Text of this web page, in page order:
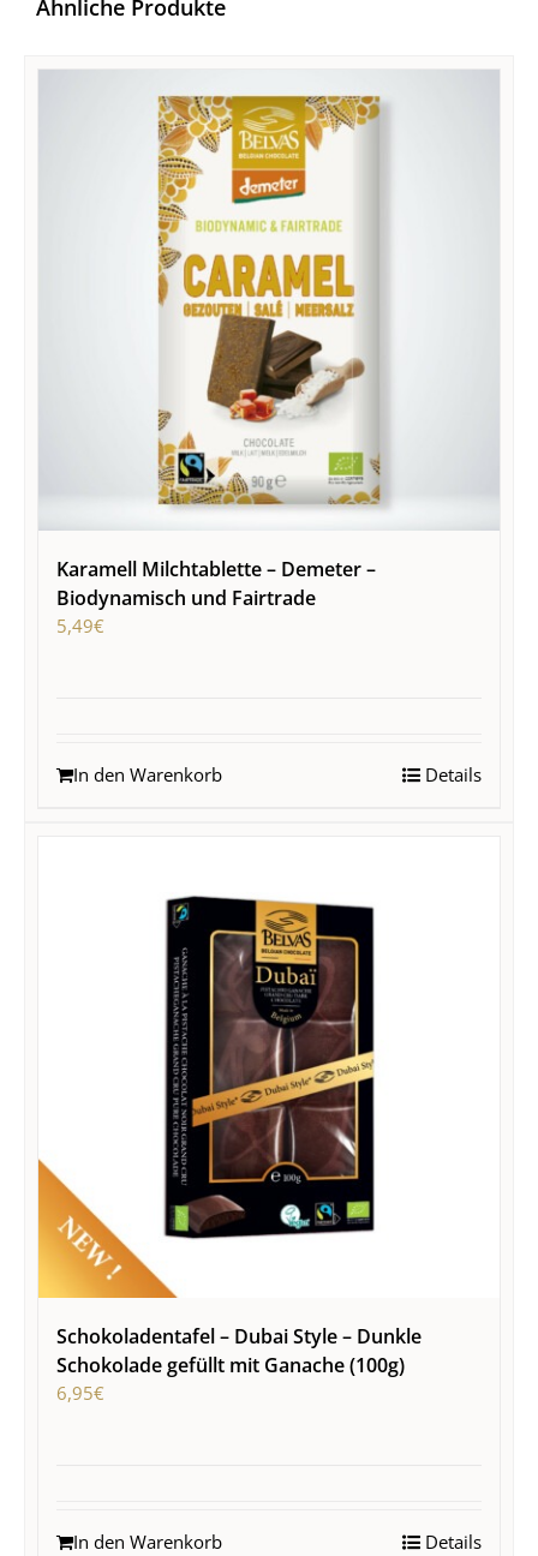
Ähnliche Produkte
Karamell Milchtablette – Demeter –
Biodynamisch und Fairtrade
5,49€
In den Warenkorb Details
Schokoladentafel – Dubai Style – Dunkle
Schokolade gefüllt mit Ganache (100g)
6,95€
In den Warenkorb Details